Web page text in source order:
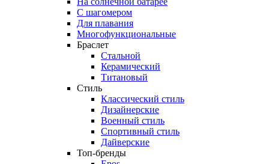
С шагомером
Для плавания
Многофункциональные
Браслет
Стальной
Керамический
Титановый
Стиль
Классический стиль
Дизайнерские
Военный стиль
Спортивный стиль
Дайверские
Топ-бренды